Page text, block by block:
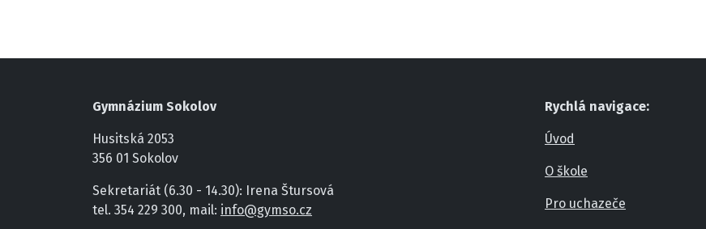
Gymnázium Sokolov
Husitská 2053
356 01 Sokolov
Sekretariát (6.30 - 14.30): Irena Štursová
tel. 354 229 300, mail: info@gymso.cz
Rychlá navigace:
Úvod
O škole
Pro uchazeče